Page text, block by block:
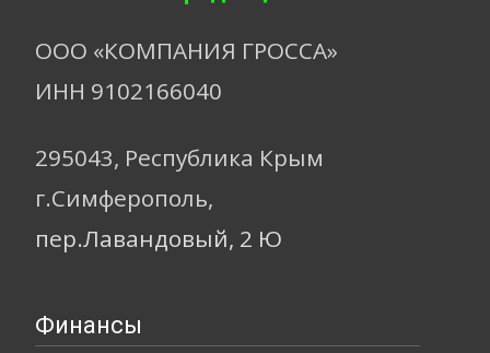
ООО «КОМПАНИЯ ГРОССА»
ИНН 9102166040
295043, Республика Крым
г.Симферополь,
пер.Лавандовый, 2 Ю
Финансы